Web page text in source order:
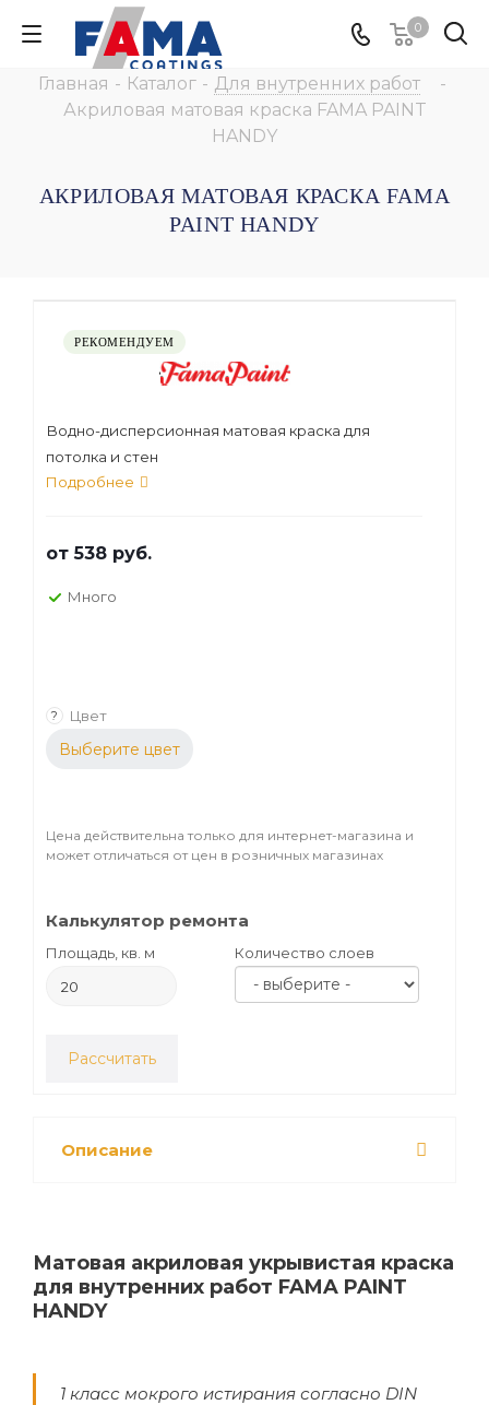
0
Главная - Каталог - Для внутренних работ
-
Акриловая матовая краска FAMA PAINT
HANDY
АКРИЛОВАЯ МАТОВАЯ КРАСКА FAMA
PAINT HANDY
РЕКОМЕНДУЕМ
Водно-дисперсионная матовая краска для
потолка и стен
Подробнее
от538 руб.
Много
? Цвет
Выберите цвет
Цена действительна только для интернет-магазина и
может отличаться от цен в розничных магазинах
Калькулятор ремонта
Площадь, кв. м Количество слоев
Рассчитать
Описание
Матовая акриловая укрывистая краска
для внутренних работ FAMA PAINT
HANDY
1 класс мокрого истирания согласно DIN